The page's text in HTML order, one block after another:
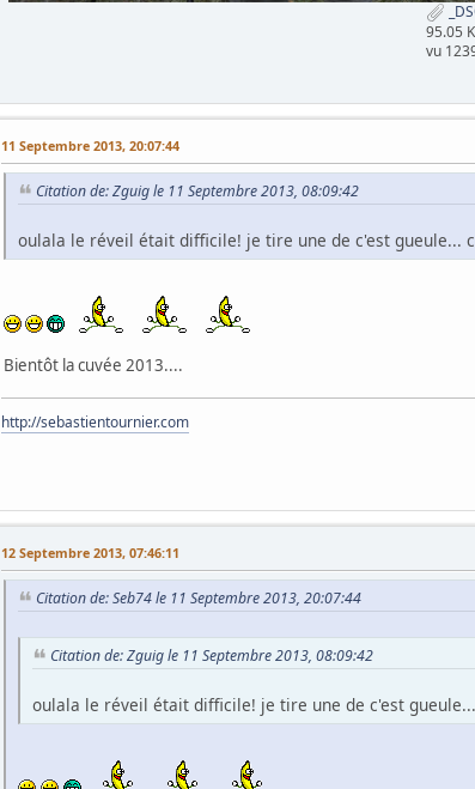
95.05
vu
11 Septembre 2013, 20:07:44
Citation de: Zguig le 11 Septembre 2013, 08:09:42
oulala le réveil était difficile! je tire une de c'est gueule...
Bientôt la cuvée 2013....
http://sebastientournier.com
12 Septembre 2013, 07:46:11
Citation de: Seb74 le 11 Septembre 2013, 20:07:44
Citation de: Zguig le 11 Septembre 2013, 08:09:42
oulala le réveil était difficile! je tire une de c'est